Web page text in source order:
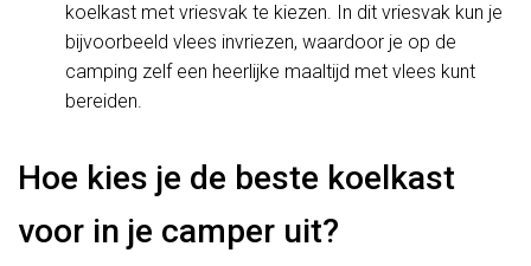
koelkast met vriesvak te kiezen. In dit vriesvak kun je
bijvoorbeeld vlees invriezen, waardoor je op de
camping zelf een heerlijke maaltijd met vlees kunt
bereiden.
Hoe kies je de beste koelkast
voor in je camper uit?